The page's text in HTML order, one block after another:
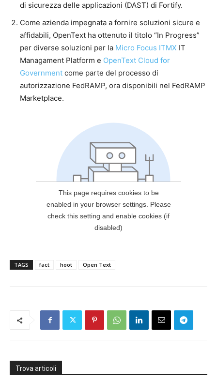
di sicurezza delle applicazioni (DAST) di Fortify.
Come azienda impegnata a fornire soluzioni sicure e
affidabili, OpenText ha ottenuto il titolo “In Progress”
per diverse soluzioni per la Micro Focus ITMX IT
Managament Platform e OpenText Cloud for
Government come parte del processo di
autorizzazione FedRAMP, ora disponibili nel FedRAMP
Marketplace.
TAGS fact hoot Open Text
Trova articoli